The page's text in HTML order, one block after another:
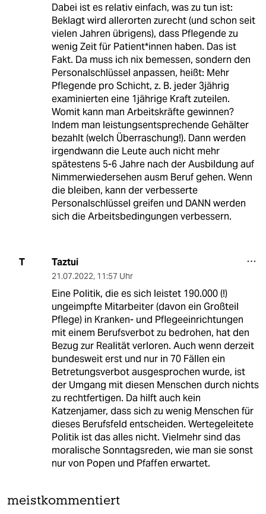
Dabei ist es relativ einfach, was zu tun ist:
Beklagt wird allerorten zurecht (und schon seit
vielen Jahren übrigens), dass Pflegende zu
wenig Zeit für Patient*innen haben. Das ist
Fakt. Da muss ich nix bemessen, sondern den
Personalschlüssel anpassen, heißt: Mehr
Pflegende pro Schicht, z. B. jeder 3jährig
examinierten eine 1jährige Kraft zuteilen.
Womit kann man Arbeitskräfte gewinnen?
Indem man leistungsentsprechende Gehälter
bezahlt (welch Überraschung!). Dann werden
irgendwann die Leute auch nicht mehr
spätestens 5-6 Jahre nach der Ausbildung auf
Nimmerwiedersehen ausm Beruf gehen. Wenn
die bleiben, kann der verbesserte
Personalschlüssel greifen und DANN werden
sich die Arbeitsbedingungen verbessern.
T Taztui
21.07.2022, 11:57 Uhr
Eine Politik, die es sich leistet 190.000 (!)
ungeimpfte Mitarbeiter (davon ein Großteil
Pflege) in Kranken- und Pflegeeinrichtungen
mit einem Berufsverbot zu bedrohen, hat den
Bezug zur Realität verloren. Auch wenn derzeit
bundesweit erst und nur in 70 Fällen ein
Betretungsverbot ausgesprochen wurde, ist
der Umgang mit diesen Menschen durch nichts
zu rechtfertigen. Da hilft auch kein
Katzenjamer, dass sich zu wenig Menschen für
dieses Berufsfeld entscheiden. Wertegeleitete
Politik ist das alles nicht. Vielmehr sind das
moralische Sonntagsreden, wie man sie sonst
nur von Popen und Pfaffen erwartet.
meistkommentiert